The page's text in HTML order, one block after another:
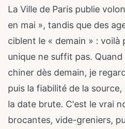
La Ville de Paris publie
en mai », tandis que des
ciblent le « demain » : voilà
unique ne suffit pas.
chiner dès demain, je
puis la fiabilité de la
la date brute. C'est le vrai
brocantes, vide-greniers,